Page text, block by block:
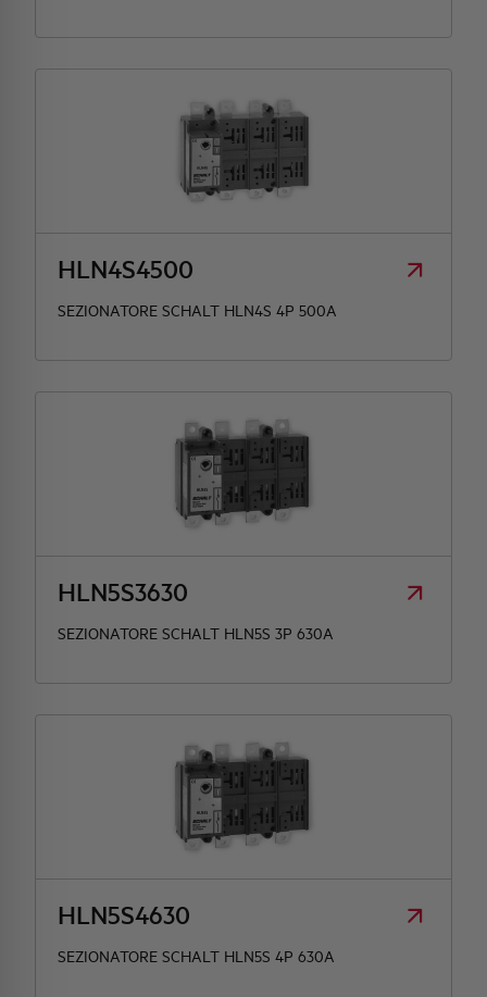
HLN4S4500
SEZIONATORE SCHALT HLN4S 4P 500A
HLN5S3630
SEZIONATORE SCHALT HLN5S 3P 630A
HLN5S4630
SEZIONATORE SCHALT HLN5S 4P 630A